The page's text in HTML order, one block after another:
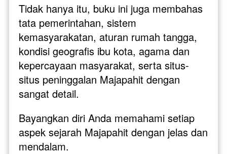
Tidak hanya itu, buku ini juga membahas
tata pemerintahan, sistem
kemasyarakatan, aturan rumah tangga,
kondisi geografis ibu kota, agama dan
kepercayaan masyarakat, serta situs-
situs peninggalan Majapahit dengan
sangat detail.
Bayangkan diri Anda memahami setiap
aspek sejarah Majapahit dengan jelas dan
mendalam.